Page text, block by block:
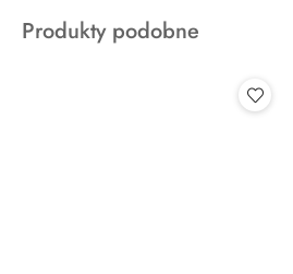
Produkty
Produkty podobne